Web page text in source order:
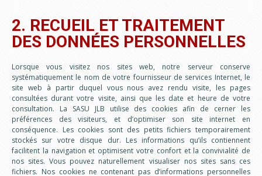
2. RECUEIL ET TRAITEMENT
DES DONNÉES PERSONNELLES
Lorsque vous visitez nos sites web, notre serveur conserve
systématiquement le nom de votre fournisseur de services Internet, le
site web à partir duquel vous nous avez rendu visite, les pages
consultées durant votre visite, ainsi que les date et heure de votre
consultation. La SASU JLB utilise des cookies afin de cerner les
préférences des visiteurs, et d’optimiser son site internet en
conséquence. Les cookies sont des petits fichiers temporairement
stockés sur votre disque dur. Les informations qu’ils contiennent
facilitent la navigation et optimisent votre confort et la convivialité de
nos sites. Vous pouvez naturellement visualiser nos sites sans ces
fichiers. Nos cookies ne contenant pas d’informations personnelles